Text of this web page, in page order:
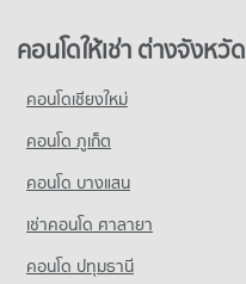
มีคอนโดขาย 1 ประกาศ
คอนโด รามคำแหง 33
คอนโดให้เช่า รามคำแหง 33
มีคอนโดให้เช่า 0 ประกาศ
ขายคอนโด รามคำแหง 33
มีคอนโดขาย 1 ประกาศ
คอนโดให้เช่า ต่างจังหวัด
คอนโดเชียงใหม่
คอนโด ภูเก็ต
คอนโด บางแสน
เช่าคอนโด ศาลายา
คอนโด ปทุมธานี